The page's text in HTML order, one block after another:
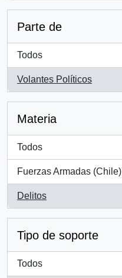
Parte de
Todos
Volantes Políticos
, 1 resultados
Materia
Todos
Fuerzas Armadas (Chile)
, 1 resultados
Delitos
, 1 resultados
Tipo de soporte
Todos